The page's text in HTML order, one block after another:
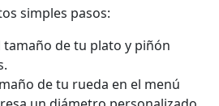
simples pasos:
tamaño de tu plato y piñón
de tu rueda en el menú